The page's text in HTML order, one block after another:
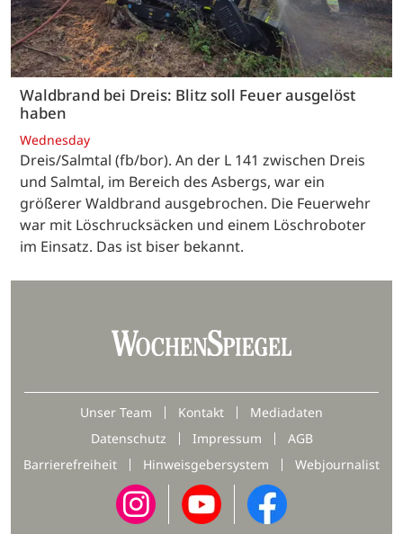
Waldbrand bei Dreis: Blitz soll Feuer ausgelöst
haben
Wednesday
Dreis/Salmtal (fb/bor). An der L 141 zwischen Dreis
und Salmtal, im Bereich des Asbergs, war ein
größerer Waldbrand ausgebrochen. Die Feuerwehr
war mit Löschrucksäcken und einem Löschroboter
im Einsatz. Das ist biser bekannt.
Unser Team Kontakt
Mediadaten
Datenschutz
Impressum
AGB
Barrierefreiheit
Hinweisgebersystem Webjournalist